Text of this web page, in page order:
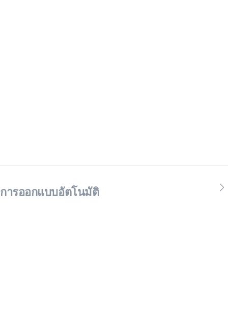
การออกแบบอัตโนมัติ